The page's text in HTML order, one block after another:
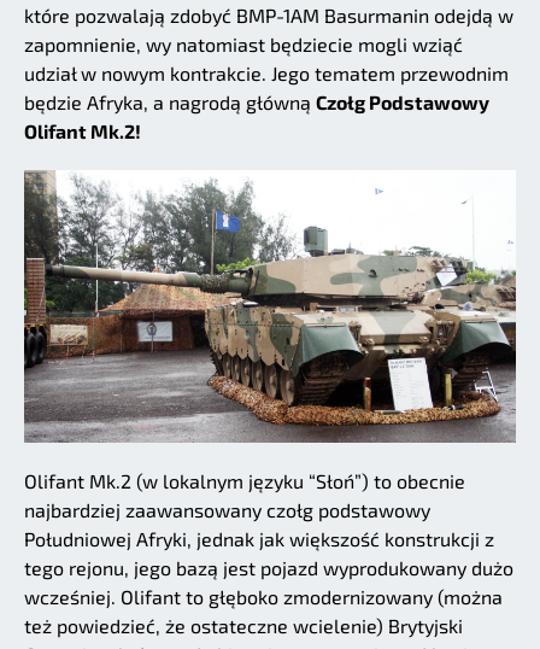
które pozwalają zdobyć BMP-1AM Basurmanin odejdą w
zapomnienie, wy natomiast będziecie mogli wziąć
udział w nowym kontrakcie. Jego tematem przewodnim
będzie Afryka, a nagrodą główną Czołg Podstawowy
Olifant Mk.2!
Olifant Mk.2 (w lokalnym języku “Słoń”) to obecnie
najbardziej zaawansowany czołg podstawowy
Południowej Afryki, jednak jak większość konstrukcji z
tego rejonu, jego bazą jest pojazd wyprodukowany dużo
wcześniej. Olifant to głęboko zmodernizowany (można
też powiedzieć, że ostateczne wcielenie) Brytyjski